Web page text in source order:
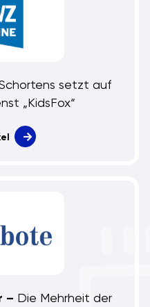
setzt auf
„KidsFox“
– Die Mehrheit der